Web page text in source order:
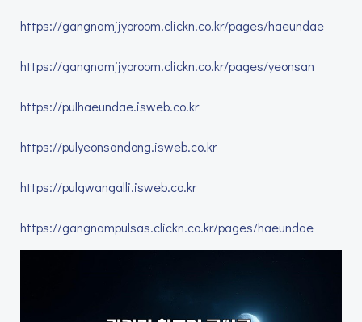
https://gangnamjjyoroom.clickn.co.kr/pages/haeundae
https://gangnamjjyoroom.clickn.co.kr/pages/yeonsan
https://pulhaeundae.isweb.co.kr
https://pulyeonsandong.isweb.co.kr
https://pulgwangalli.isweb.co.kr
https://gangnampulsas.clickn.co.kr/pages/haeundae